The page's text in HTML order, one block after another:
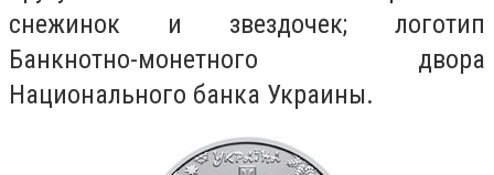
снежинок и звездочек; логотип
Банкнотно-монетного двора
Национального банка Украины.